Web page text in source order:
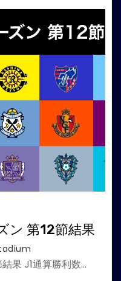
ン 第12節結果
果 J1通算勝利数…